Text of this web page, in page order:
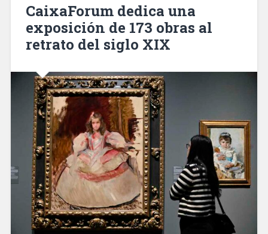
CaixaForum dedica una
exposición de 173 obras al
retrato del siglo XIX